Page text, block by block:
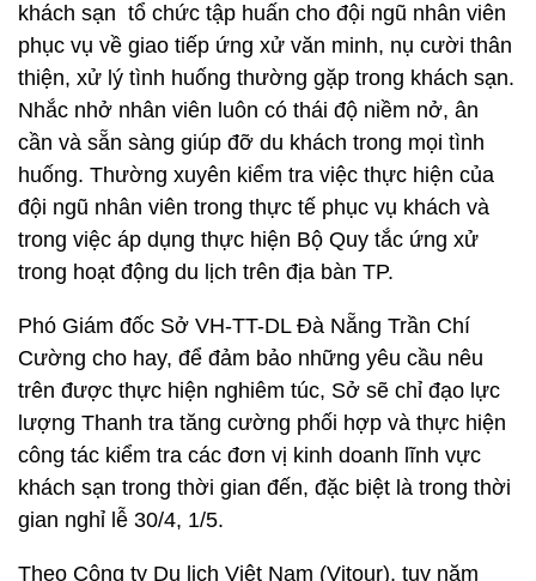
khách sạn tổ chức tập huấn cho đội ngũ nhân viên
phục vụ về giao tiếp ứng xử văn minh, nụ cười thân
thiện, xử lý tình huống thường gặp trong khách sạn.
Nhắc nhở nhân viên luôn có thái độ niềm nở, ân
cần và sẵn sàng giúp đỡ du khách trong mọi tình
huống. Thường xuyên kiểm tra việc thực hiện của
đội ngũ nhân viên trong thực tế phục vụ khách và
trong việc áp dụng thực hiện Bộ Quy tắc ứng xử
trong hoạt động du lịch trên địa bàn TP.
Phó Giám đốc Sở VH-TT-DL Đà Nẵng Trần Chí
Cường cho hay, để đảm bảo những yêu cầu nêu
trên được thực hiện nghiêm túc, Sở sẽ chỉ đạo lực
lượng Thanh tra tăng cường phối hợp và thực hiện
công tác kiểm tra các đơn vị kinh doanh lĩnh vực
khách sạn trong thời gian đến, đặc biệt là trong thời
gian nghỉ lễ 30/4, 1/5.
Theo Công ty Du lịch Việt Nam (Vitour), tuy năm